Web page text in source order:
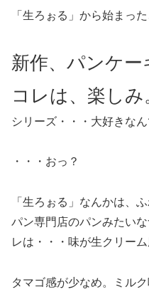
「生ろぉる」から始まっ
新作、パンケー
コレは、楽しみ
シリーズ・・・大好きなん
・・・おっ？
「生ろぉる」なんかは、
パン専門店のパンみたい
レは・・・味が生クリーム
タマゴ感が少なめ。ミル